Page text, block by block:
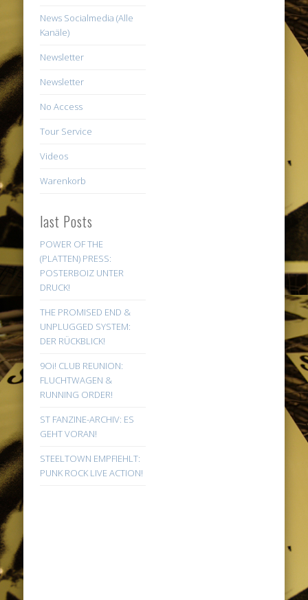
News Socialmedia (Alle
Kanäle)
Newsletter
Newsletter
No Access
Tour Service
Videos
Warenkorb
last Posts
POWER OF THE
(PLATTEN) PRESS:
POSTERBOIZ UNTER
DRUCK!
THE PROMISED END &
UNPLUGGED SYSTEM:
DER RÜCKBLICK!
9Oi! CLUB REUNION:
FLUCHTWAGEN &
RUNNING ORDER!
ST FANZINE-ARCHIV: ES
GEHT VORAN!
STEELTOWN EMPFIEHLT:
PUNK ROCK LIVE ACTION!